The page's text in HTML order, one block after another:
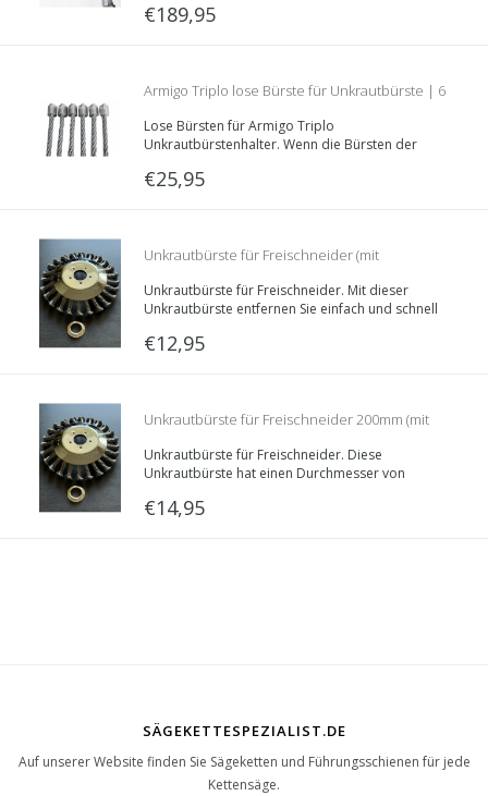
womit Sie einzelne Unkrautbürste verwenden.
€189,95
Armigo Triplo lose Bürste für Unkrautbürste | 6
Stücke
Lose Bürsten für Armigo Triplo
Unkrautbürstenhalter. Wenn die Bürsten der
können Sie diese damit ersetzen. Verpackt pro 6
€25,95
Unkrautbürste für Freischneider (mit
Reduzierringe)
Unkrautbürste für Freischneider. Mit dieser
Unkrautbürste entfernen Sie einfach und schnell
ist universell und passt für jede Motorsense.
€12,95
Unkrautbürste für Freischneider 200mm (mit
Reduzierringen)
Unkrautbürste für Freischneider. Diese
Unkrautbürste hat einen Durchmesser von
Freischneider ab 40cc. Mit dieser Unkrautbürste
€14,95
SÄGEKETTESPEZIALIST.DE
Auf unserer Website finden Sie Sägeketten und Führungsschienen für jede
Kettensäge.